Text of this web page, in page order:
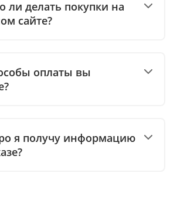
ли делать покупки на
сайте?
оплаты вы
я получу информацию